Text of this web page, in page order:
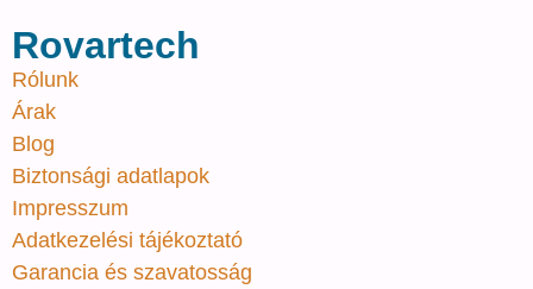
Rovartech
Rólunk
Árak
Blog
Biztonsági adatlapok
Impresszum
Adatkezelési tájékoztató
Garancia és szavatosság